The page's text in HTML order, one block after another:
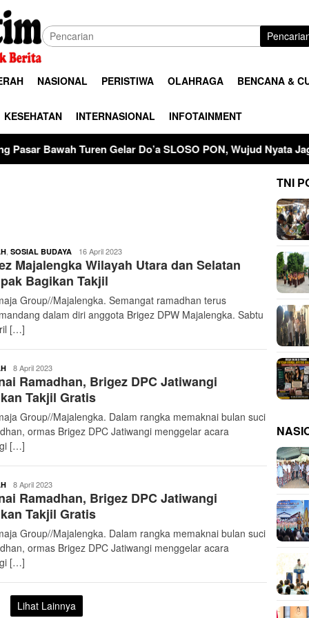
NASIONAL PERISTIWA OLAHRAGA BENCANA &
KESEHATAN INTERNASIONAL INFOTAINMENT
Gelar Do’a SLOSO PON, Wujud Nyata Jaga Kerukunan Dan
SOSIAL BUDAYA buserjatim
16 April 2023
Majalengka Wilayah Utara dan Selatan
Bagikan Takjil
Group//Majalengka. Semangat ramadhan terus
dalam diri anggota Brigez DPW Majalengka. Sabtu
[…]
buserjatim
8 April 2023
Ramadhan, Brigez DPC Jatiwangi
Takjil Gratis
Group//Majalengka. Dalam rangka memaknai bulan suci
ormas Brigez DPC Jatiwangi menggelar acara
[…]
buserjatim
8 April 2023
Ramadhan, Brigez DPC Jatiwangi
Takjil Gratis
Group//Majalengka. Dalam rangka memaknai bulan suci
ormas Brigez DPC Jatiwangi menggelar acara
[…]
Lihat Lainnya
TNI